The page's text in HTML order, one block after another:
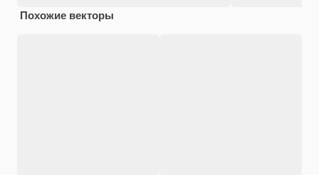
Похожие векторы